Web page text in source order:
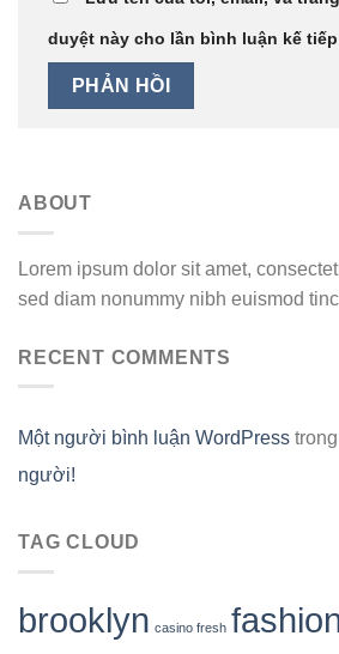
duyệt này cho lần bình luận kế
ABOUT
Lorem ipsum dolor sit amet,
sed diam nonummy nibh euismod
RECENT COMMENTS
Một người bình luận WordPress trong
người!
TAG CLOUD
brooklyn casino fresh